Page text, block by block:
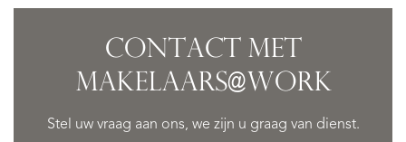
CONTACT MET
MAKELAARS@WORK
Stel uw vraag aan ons, we zijn u graag van dienst.